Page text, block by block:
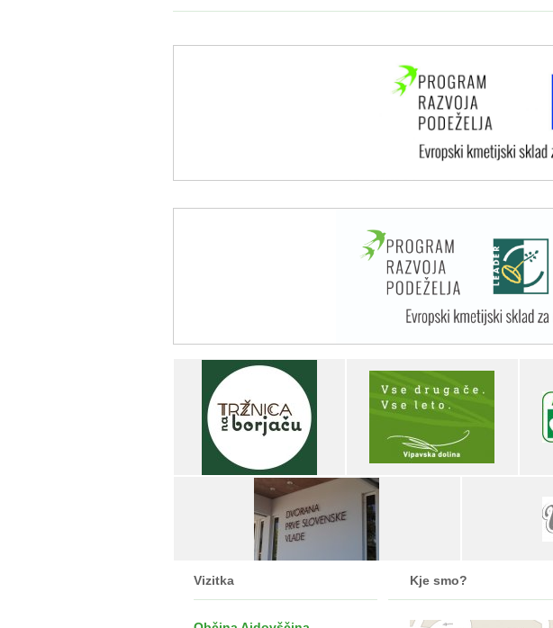
Vizitka Kje smo?